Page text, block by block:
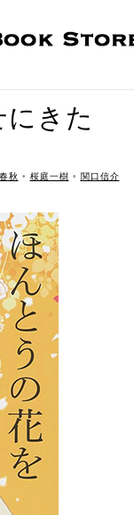
きた
秋 • 桜庭一樹 • 関口信介